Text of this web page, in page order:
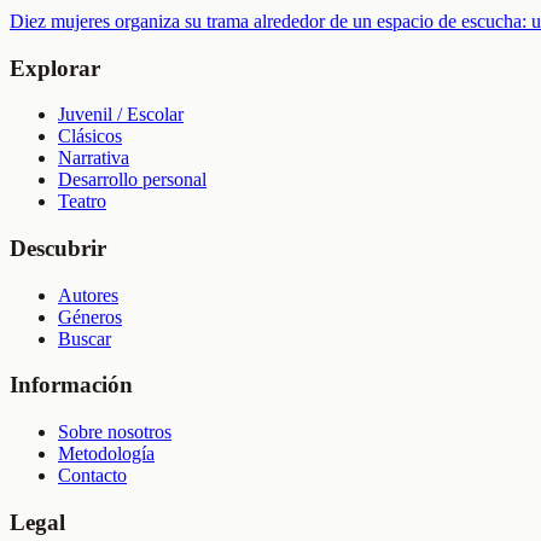
Diez mujeres organiza su trama alrededor de un espacio de escucha:
Explorar
Juvenil / Escolar
Clásicos
Narrativa
Desarrollo personal
Teatro
Descubrir
Autores
Géneros
Buscar
Información
Sobre nosotros
Metodología
Contacto
Legal